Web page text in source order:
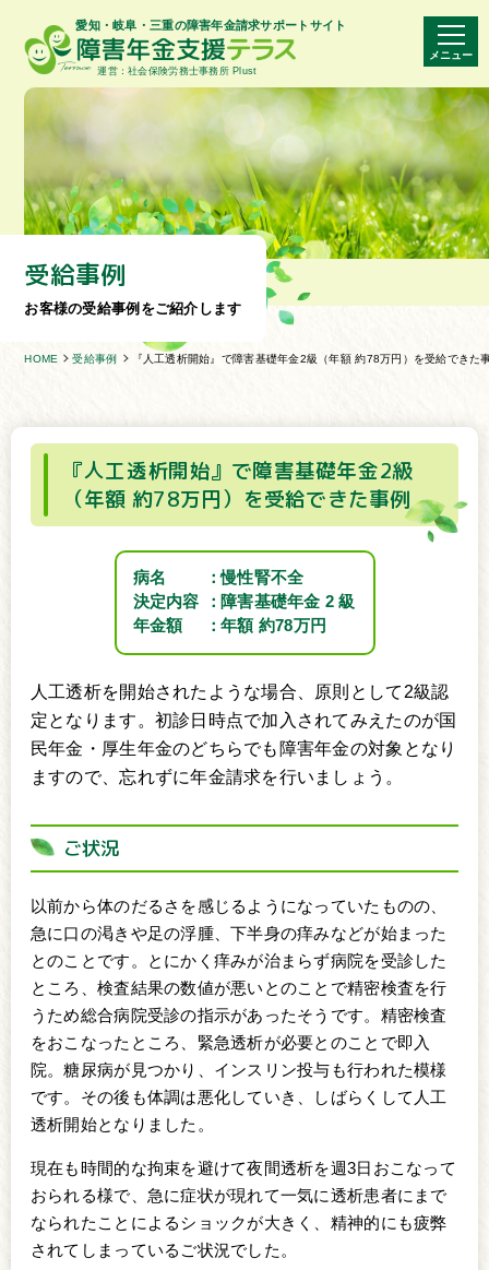
愛知・岐阜・三重の障害年金請求サポートサイト
運営：社会保険労務士事務所 Plust
受給事例
お客様の受給事例をご紹介します
HOME 受給事例 『人工透析開始』で障害基礎年金2級（年額 約78万円）を受給できた
『人工透析開始』で障害基礎年金2級
（年額 約78万円）を受給できた事例
病名
慢性腎不全
決定内容
障害基礎年金 2 級
年金額
年額 約78万円
人工透析を開始されたような場合、原則として2級認
定となります。初診日時点で加入されてみえたのが国
民年金・厚生年金のどちらでも障害年金の対象となり
ますので、忘れずに年金請求を行いましょう。
ご状況
以前から体のだるさを感じるようになっていたものの、
急に口の渇きや足の浮腫、下半身の痒みなどが始まった
とのことです。とにかく痒みが治まらず病院を受診した
ところ、検査結果の数値が悪いとのことで精密検査を行
うため総合病院受診の指示があったそうです。精密検査
をおこなったところ、緊急透析が必要とのことで即入
院。糖尿病が見つかり、インスリン投与も行われた模様
です。その後も体調は悪化していき、しばらくして人工
透析開始となりました。
現在も時間的な拘束を避けて夜間透析を週3日おこなって
おられる様で、急に症状が現れて一気に透析患者にまで
なられたことによるショックが大きく、精神的にも疲弊
されてしまっているご状況でした。
メニュー